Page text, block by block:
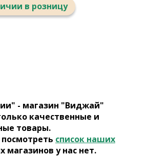
в розницу
- магазин "Виджай"
качественные и
товары.
список наших
магазинов у нас нет.